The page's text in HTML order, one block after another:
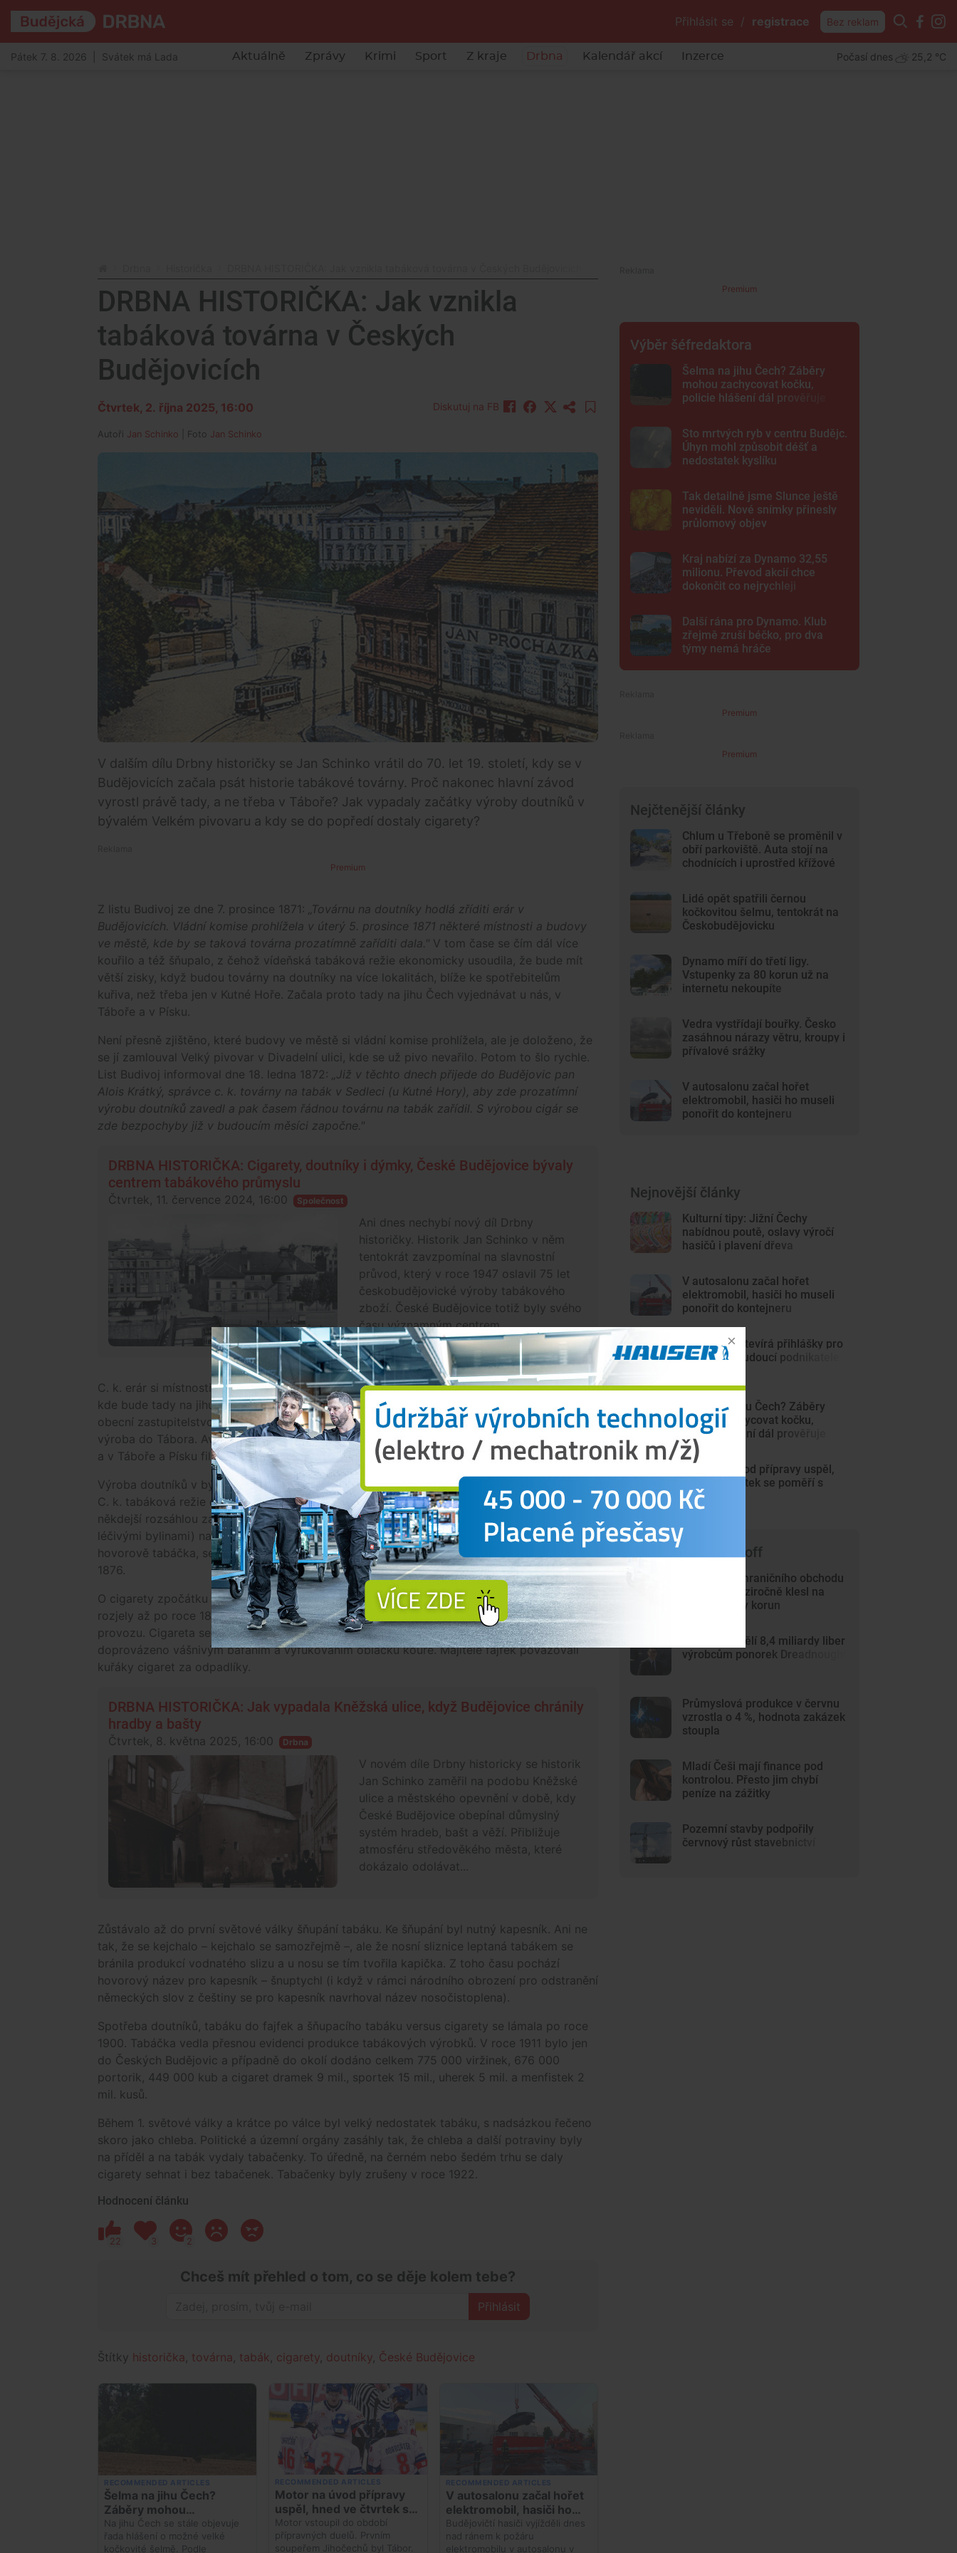
Přihlásit se / registrace Bez reklam
Pátek 7. 8. 2026 | Svátek má Lada Aktuálně Zprávy Krimi Sport Z kraje Drbna Kalendář akcí Inzerce Počasí dnes 25,2 °C
DRBNA HISTORIČKA: Jak vznikla
tabáková továrna v Českých
Budějovicích
Čtvrtek, 2. října 2025, 16:00 Diskutuj na FB
Autoři Jan Schinko | Foto Jan Schinko
V dalším dílu Drbny historičky se Jan Schinko vrátil do 70. let 19. století, kdy se v
Budějovicích začala psát historie tabákové továrny. Proč nakonec hlavní závod
vyrostl právě tady, a ne třeba v Táboře? Jak vypadaly začátky výroby doutníků v
bývalém Velkém pivovaru a kdy se do popředí dostaly cigarety?
Premium
Z listu Budivoj ze dne 7. prosince 1871:
„Továrnu na doutníky hodlá zříditi erár v
Budějovicích. Vládní komise prohlížela v úterý 5. prosince 1871 některé místnosti a budovy
ve městě, kde by se taková továrna prozatímně zaříditi dala." V tom čase se čím dál více
kouřilo a též šňupalo, z čehož vídeňská tabáková režie ekonomicky usoudila, že bude mít
větší zisky, když budou továrny na doutníky na více lokalitách, blíže ke spotřebitelům
kuřiva, než třeba jen v Kutné Hoře. Začala proto tady na jihu Čech vyjednávat u nás, v
Táboře a v Písku.
Není přesně zjištěno, které budovy ve městě si vládní komise prohlížela, ale je doloženo, že
se jí zamlouval Velký pivovar v Divadelní ulici, kde se už pivo nevařilo. Potom to šlo rychle.
List Budivoj informoval dne 18. ledna 1872:
„Již v těchto dnech přijede do Budějovic pan
Alois Krátký, správce c. k. továrny na tabák v Sedleci (u Kutné Hory), aby zde prozatímní
výrobu doutníků zavedl a pak časem řádnou továrnu na tabák zařídil. S výrobou cigár se
zde bezpochyby již v budoucím měsíci započne."
DRBNA HISTORIČKA: Cigarety, doutníky i dýmky, České Budějovice bývaly
centrem tabákového průmyslu
Čtvrtek, 11. července 2024, 16:00 Společnost
Ani dnes nechybí nový díl Drbny
historičky. Historik Jan Schinko v něm
tentokrát zavzpomínal na slavnostní
průvod, který v roce 1947 oslavil 75 let
českobudějovické výroby tabákového
zboží. České Budějovice totiž byly svého
času významným centrem...
C. k. erár si místnosti ve Velkém pivovaru najal na tři roky. Do té doby se mělo rozhodnout,
kde bude tady na jihu Čech hlavní továrna. O hlavní tabákovou továrnu totiž velmi usilovalo
obecní zastupitelstvo táborské a nabízelo vládě mnoho výhod, když přijde definitivní
výroba do Tábora. Avšak c. k. erár zcela pragmaticky rozhodl, že u nás bude hlavní továrna
a v Táboře a Písku filiálky.
Výroba doutníků v bývalém Velkém pivovaře v Divadelní ulici byla zahájena 6. března 1872.
C. k. tabáková režie dále hledala prostor pro výstavbu svého vlastního areálu a koupila
někdejší rozsáhlou zahradu lékárníka Grossmanna (měl tam kdysi sad, park a záhony s
léčivými bylinami) na rohu dnešních ulic Průmyslové a Novohradské. Tabáková továrna,
hovorově tabáčka, se začala stavět v roce 1875 a provoz tam byl zahájen dne 10. listopadu
1876.
O cigarety zpočátku nebyl zájem, převažovaly doutníky, fajfky, čibuky apod. Cigarety se
rozjely až po roce 1887. Důvodem bylo asi zdlouhavé uvádění kupř. fajfky nebo čibuku do
provozu. Cigareta se hned zapálila. Z jiného úhlu pohledu bylo zapalování až poetické,
doprovázeno vášnivým bafáním a vyfukováním obláčků kouře. Majitelé fajfek považovali
kuřáky cigaret za odpadlíky.
DRBNA HISTORIČKA: Jak vypadala Kněžská ulice, když Budějovice chránily
hradby a bašty
Čtvrtek, 8. května 2025, 16:00 Drbna
V novém díle Drbny historicky se historik
Jan Schinko zaměřil na podobu Kněžské
ulice a městského opevnění v době, kdy
České Budějovice obepínal důmyslný
systém hradeb, bašt a věží. Přibližuje
atmosféru středověkého města, které
dokázalo odolávat...
Zůstávalo až do první světové války šňupání tabáku. Ke šňupání byl nutný kapesník. Ani ne
tak, že se kejchalo – kejchalo se samozřejmě –, ale že nosní sliznice leptaná tabákem se
bránila produkcí vodnatého slizu a u nosu se tím tvořila kapička. Z toho času pochází
hovorový název pro kapesník – šnuptychl (i když v rámci národního obrození pro odstranění
německých slov z češtiny se pro kapesník navrhoval název nosočistoplena).
Spotřeba doutníků, tabáku do fajfek a šňupacího tabáku versus cigarety se lámala po roce
1900. Tabáčka vedla přesnou evidenci produkce tabákových výrobků. V roce 1911 bylo jen
do Českých Budějovic a případně do okolí dodáno celkem 775 000 viržinek, 676 000
portorik, 449 000 kub a cigaret dramek 9 mil., sportek 15 mil., uherek 5 mil. a menfistek 2
mil. kusů.
Během 1. světové války a krátce po válce byl velký nedostatek tabáku, s nadsázkou řečeno
skoro jako chleba. Politické a územní orgány zasáhly tak, že chleba a další potraviny byly
na příděl a na tabák vydaly tabačenky. To úředně, na černém nebo šedém trhu se daly
cigarety sehnat i bez tabačenek. Tabačenky byly zrušeny v roce 1922.
Hodnocení článku
22 3 2
Chceš mít přehled o tom, co se děje kolem tebe?
Přihlásit
Štítky historička, továrna, tabák, cigarety, doutníky, České Budějovice
Premium
Výběr šéfredaktora
Šelma na jihu Čech? Záběry
mohou zachycovat kočku,
policie hlášení dál prověřuje
Sto mrtvých ryb v centru Budějc.
Úhyn mohl způsobit déšť a
nedostatek kyslíku
Tak detailně jsme Slunce ještě
neviděli. Nové snímky přinesly
průlomový objev
Kraj nabízí za Dynamo 32,55
milionu. Převod akcií chce
dokončit co nejrychleji
Další rána pro Dynamo. Klub
zřejmě zruší béčko, pro dva
týmy nemá hráče
Premium
Premium
Nejčtenější články
Chlum u Třeboně se proměnil v
obří parkoviště. Auta stojí na
chodnících i uprostřed křížové
Lidé opět spatřili černou
kočkovitou šelmu, tentokrát na
Českobudějovicku
Dynamo míří do třetí ligy.
Vstupenky za 80 korun už na
internetu nekoupíte
Vedra vystřídají bouřky. Česko
zasáhnou nárazy větru, kroupy i
přívalové srážky
V autosalonu začal hořet
elektromobil, hasiči ho museli
ponořit do kontejneru
Nejnovější články
Kulturní tipy: Jižní Čechy
nabídnou poutě, oslavy výročí
hasičů i plavení dřeva
V autosalonu začal hořet
elektromobil, hasiči ho museli
ponořit do kontejneru
JihoCzech otevírá přihlášky pro
startupy a budoucí podnikatele
Šelma na jihu Čech? Záběry
mohou zachycovat kočku,
policie hlášení dál prověřuje
Motor na úvod přípravy uspěl,
hned ve čtvrtek se poměří s
Jihlavou
O čem píše Trade-off
Přebytek zahraničního obchodu
v červnu meziročně klesl na
15,5 miliardy korun
Británie přidělí 8,4 miliardy liber
výrobcům ponorek Dreadnought
Průmyslová produkce v červnu
vzrostla o 4 %, hodnota zakázek
stoupla
Mladí Češi mají finance pod
kontrolou. Přesto jim chybí
peníze na zážitky
Pozemní stavby podpořily
červnový růst stavebnictví